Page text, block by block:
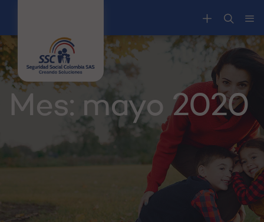
Mes: mayo 2020